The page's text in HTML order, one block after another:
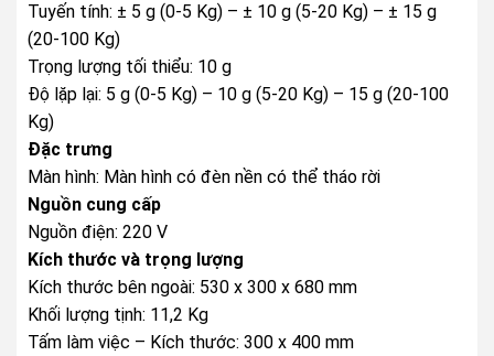
Tuyến tính: ± 5 g (0-5 Kg) – ± 10 g (5-20 Kg) – ± 15 g
(20-100 Kg)
Trọng lượng tối thiểu: 10 g
Độ lặp lại: 5 g (0-5 Kg) – 10 g (5-20 Kg) – 15 g (20-100
Kg)
Đặc trưng
Màn hình: Màn hình có đèn nền có thể tháo rời
Nguồn cung cấp
Nguồn điện: 220 V
Kích thước và trọng lượng
Kích thước bên ngoài: 530 x 300 x 680 mm
Khối lượng tịnh: 11,2 Kg
Tấm làm việc – Kích thước: 300 x 400 mm